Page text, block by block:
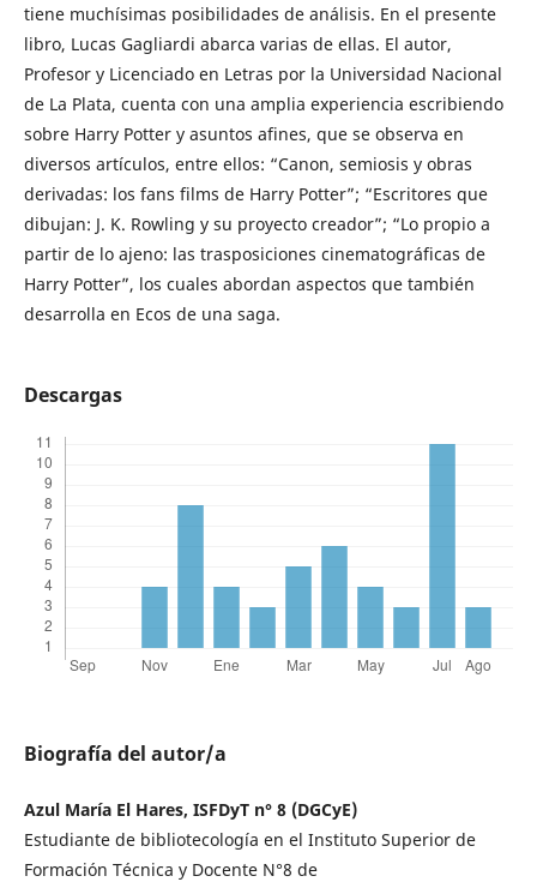
tiene muchísimas posibilidades de análisis. En el presente
libro, Lucas Gagliardi abarca varias de ellas. El autor,
Profesor y Licenciado en Letras por la Universidad Nacional
de La Plata, cuenta con una amplia experiencia escribiendo
sobre Harry Potter y asuntos afines, que se observa en
diversos artículos, entre ellos: “Canon, semiosis y obras
derivadas: los fans films de Harry Potter”; “Escritores que
dibujan: J. K. Rowling y su proyecto creador”; “Lo propio a
partir de lo ajeno: las trasposiciones cinematográficas de
Harry Potter”, los cuales abordan aspectos que también
desarrolla en Ecos de una saga.
Descargas
Biografía del autor/a
Azul María El Hares, ISFDyT n° 8 (DGCyE)
Estudiante de bibliotecología en el Instituto Superior de
Formación Técnica y Docente N°8 de